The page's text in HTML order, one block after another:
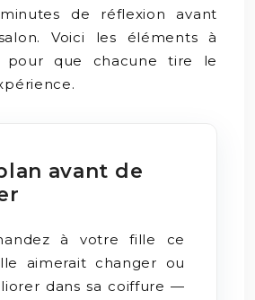
de réflexion avant
Voici les éléments à
que chacune tire le
avant de
à votre fille ce
aimerait changer ou
dans sa coiffure —